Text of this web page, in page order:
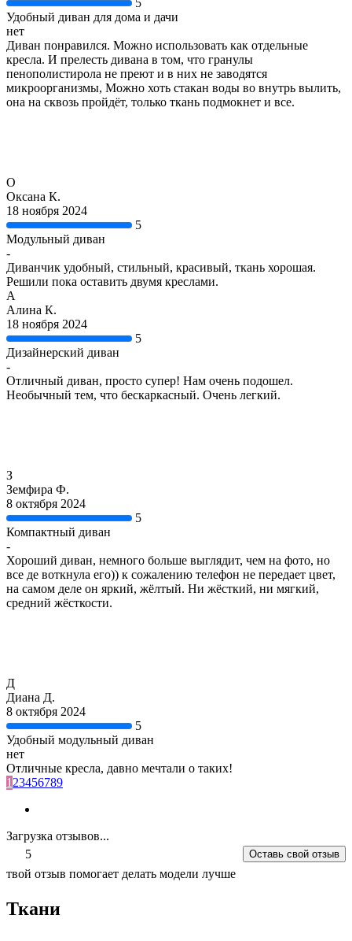
5
Удобный диван для дома и дачи
нет
Диван понравился. Можно использовать как отдельные
кресла. И прелесть дивана в том, что гранулы
пенополистирола не преют и в них не заводятся
микроорганизмы, Можно хоть стакан воды во внутрь вылить,
она на сквозь пройдёт, только ткань подмокнет и все.
О
Оксана К.
18 ноября 2024
5
Модульный диван
-
Диванчик удобный, стильный, красивый, ткань хорошая.
Решили пока оставить двумя креслами.
А
Алина К.
18 ноября 2024
5
Дизайнерский диван
-
Отличный диван, просто супер! Нам очень подошел.
Необычный тем, что бескаркасный. Очень легкий.
З
Земфира Ф.
8 октября 2024
5
Компактный диван
-
Хороший диван, немного больше выглядит, чем на фото, но
все де воткнула его)) к сожалению телефон не передает цвет,
на самом деле он яркий, жёлтый. Ни жёсткий, ни мягкий,
средний жёсткости.
Д
Диана Д.
8 октября 2024
5
Удобный модульный диван
нет
Отличные кресла, давно мечтали о таких!
1 23456789
Загрузка отзывов...
5
Оставь свой отзыв
твой отзыв помогает делать модели лучше
Ткани